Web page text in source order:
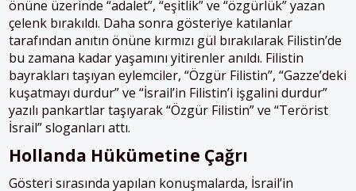
önüne üzerinde “adalet”, “eşitlik” ve “özgürlük” yazan
çelenk bırakıldı. Daha sonra gösteriye katılanlar
tarafından anıtın önüne kırmızı gül bırakılarak Filistin’de
bu zamana kadar yaşamını yitirenler anıldı. Filistin
bayrakları taşıyan eylemciler, “Özgür Filistin”, “Gazze’deki
kuşatmayı durdur” ve “İsrail’in Filistin’i işgalini durdur”
yazılı pankartlar taşıyarak “Özgür Filistin” ve “Terörist
İsrail” sloganları attı.
Hollanda Hükümetine Çağrı
Gösteri sırasında yapılan konuşmalarda, İsrail’in